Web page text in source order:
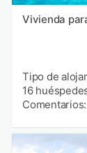
Vivienda
Tipo de
16